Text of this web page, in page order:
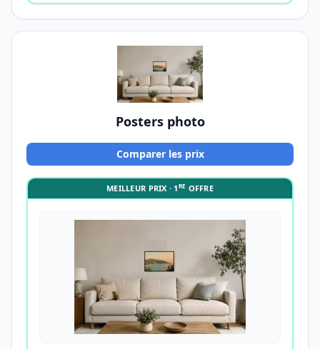
Posters photo
Comparer les prix
MEILLEUR PRIX · 1RE OFFRE